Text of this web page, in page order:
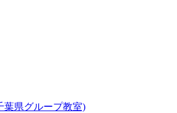
葉県グループ教室)